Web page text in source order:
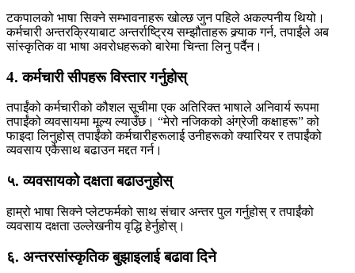
टकपालको भाषा सिक्ने सम्भावनाहरू खोल्छ जुन पहिले अकल्पनीय थियो।
कर्मचारी अन्तरक्रियाबाट अन्तर्राष्ट्रिय सम्झौताहरू क्र्याक गर्न, तपाईंले अब
सांस्कृतिक वा भाषा अवरोधहरूको बारेमा चिन्ता लिनु पर्दैन।
4. कर्मचारी सीपहरू विस्तार गर्नुहोस्
तपाईंको कर्मचारीको कौशल सूचीमा एक अतिरिक्त भाषाले अनिवार्य रूपमा
तपाईंको व्यवसायमा मूल्य ल्याउँछ। “मेरो नजिकको अंग्रेजी कक्षाहरू” को
फाइदा लिनुहोस् तपाईंको कर्मचारीहरूलाई उनीहरूको क्यारियर र तपाईंको
व्यवसाय एकैसाथ बढाउन मद्दत गर्न।
५. व्यवसायको दक्षता बढाउनुहोस्
हाम्रो भाषा सिक्ने प्लेटफर्मको साथ संचार अन्तर पुल गर्नुहोस् र तपाईंको
व्यवसाय दक्षता उल्लेखनीय वृद्धि हेर्नुहोस्।
६. अन्तरसांस्कृतिक बुझाइलाई बढावा दिने